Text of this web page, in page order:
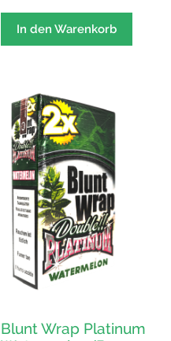
In den Warenkorb
Blunt Wrap Platinum